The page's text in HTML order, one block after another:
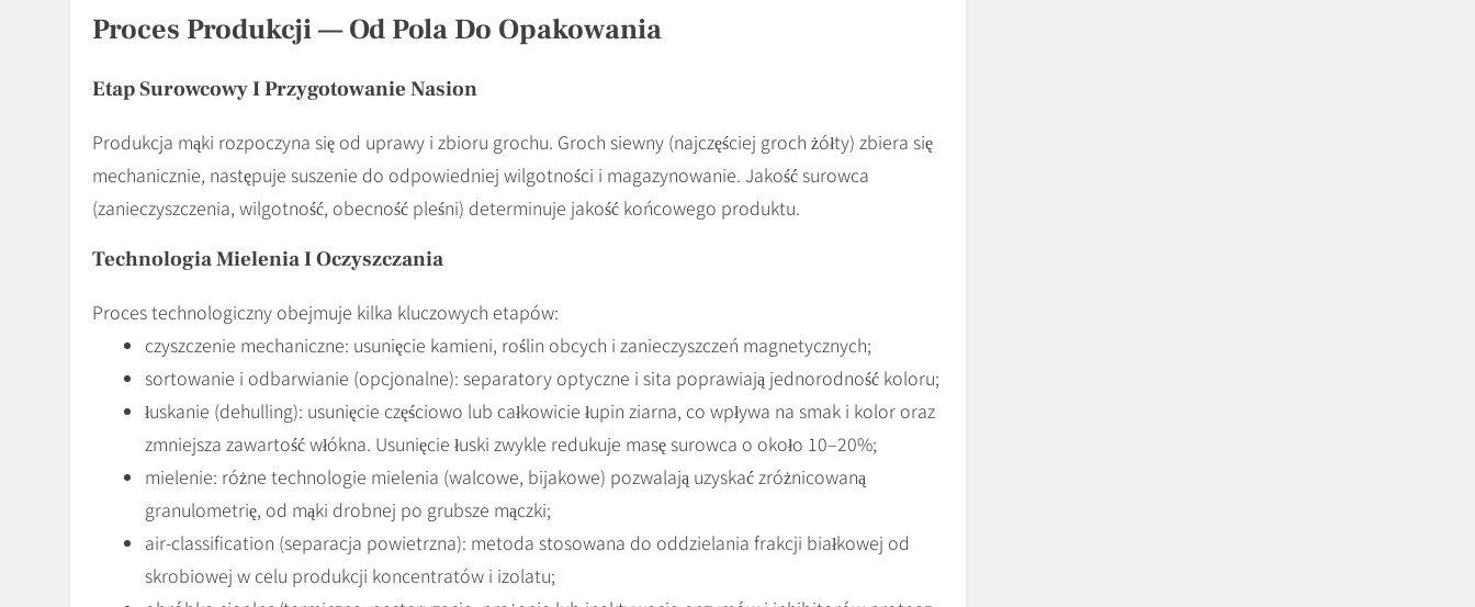
Proces Produkcji — Od Pola Do Opakowania
Etap Surowcowy I Przygotowanie Nasion
Produkcja mąki rozpoczyna się od uprawy i zbioru grochu. Groch siewny (najczęściej groch żółty) zbiera się
mechanicznie, następuje suszenie do odpowiedniej wilgotności i magazynowanie. Jakość surowca
(zanieczyszczenia, wilgotność, obecność pleśni) determinuje jakość końcowego produktu.
Technologia Mielenia I Oczyszczania
Proces technologiczny obejmuje kilka kluczowych etapów:
czyszczenie mechaniczne: usunięcie kamieni, roślin obcych i zanieczyszczeń magnetycznych;
sortowanie i odbarwianie (opcjonalne): separatory optyczne i sita poprawiają jednorodność koloru;
łuskanie (dehulling): usunięcie częściowo lub całkowicie łupin ziarna, co wpływa na smak i kolor oraz
zmniejsza zawartość włókna. Usunięcie łuski zwykle redukuje masę surowca o około 10–20%;
mielenie: różne technologie mielenia (walcowe, bijakowe) pozwalają uzyskać zróżnicowaną
granulometrię, od mąki drobnej po grubsze mączki;
air-classification (separacja powietrzna): metoda stosowana do oddzielania frakcji białkowej od
skrobiowej w celu produkcji koncentratów i izolatu;